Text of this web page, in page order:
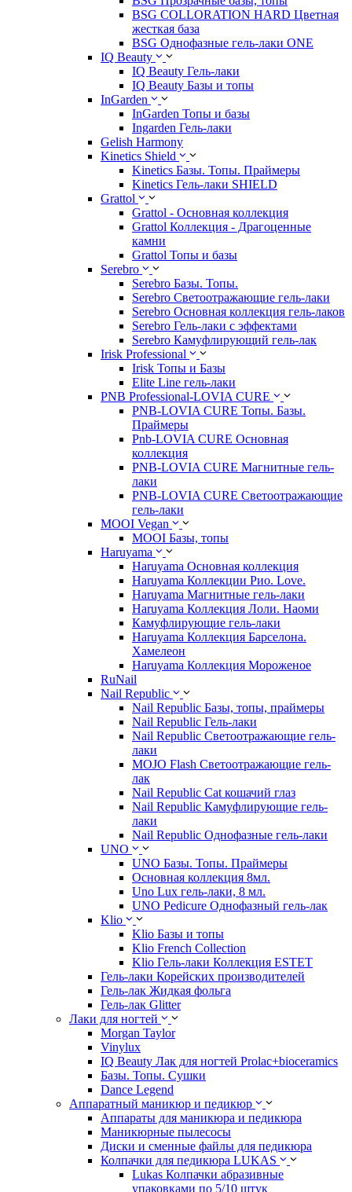
BSG COLLORATION HARD Цветная
жесткая база
BSG Однофазные гель-лаки ONE
IQ Beauty
IQ Beauty Гель-лаки
IQ Beauty Базы и топы
InGarden
InGarden Топы и базы
Ingarden Гель-лаки
Gelish Harmony
Kinetics Shield
Kinetics Базы. Топы. Праймеры
Kinetics Гель-лаки SHIELD
Grattol
Grattol - Oснoвнaя коллекция
Grattol Коллекция - Драгоценные
камни
Grattol Топы и базы
Serebro
Serebro Базы. Топы.
Serebro Светоотражающие гель-лаки
Serebro Основная коллекция гель-лаков
Serebro Гель-лаки с эффектами
Serebro Камуфлирующий гель-лак
Irisk Professional
Irisk Топы и Базы
Elite Line гель-лаки
PNB Professional-LOVIA CURE
PNB-LOVIA CURE Топы. Базы.
Праймеры
Pnb-LOVIA CURE Основная
коллекция
PNB-LOVIA CURE Магнитные гель-
лаки
PNB-LOVIA CURE Cветоотражающие
гель-лаки
MOOI Vegan
MOOI Базы, топы
Haruyama
Haruyama Основная коллекция
Haruyama Коллекции Рио. Love.
Haruyama Магнитные гель-лаки
Haruyama Коллекция Лоли. Наоми
Камуфлирующие гель-лаки
Haruyama Коллекция Барселона.
Хамелеон
Haruyama Коллекция Мороженое
RuNail
Nail Republic
Nail Republic Базы, топы, праймеры
Nail Republic Гель-лаки
Nail Republic Светоотражающие гель-
лаки
MOJO Flash Светоотражающие гель-
лак
Nail Republic Cat кошачий глаз
Nail Republic Камуфлирующие гель-
лаки
Nail Republic Однофазные гель-лаки
UNO
UNO Базы. Топы. Праймеры
Основная коллекция 8мл.
Uno Lux гель-лаки, 8 мл.
UNO Pedicure Однофазный гель-лак
Klio
Klio Базы и топы
Klio French Collection
Klio Гель-лаки Коллекция ESTET
Гель-лаки Корейских производителей
Гель-лак Жидкая фольга
Гель-лак Glitter
Лаки для ногтей
Morgan Taylor
Vinylux
IQ Beauty Лак для ногтей Prolac+bioceramics
Базы. Топы. Сушки
Dance Legend
Аппаратный маникюр и педикюр
Аппараты для маникюра и педикюра
Маникюрные пылесосы
Диски и сменные файлы для педикюра
Колпачки для педикюра LUKAS
Lukas Колпачки абразивные
упаковками по 5/10 штук